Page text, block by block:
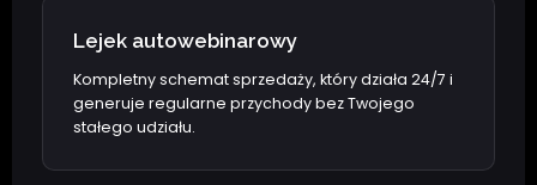
Lejek autowebinarowy
Kompletny schemat sprzedaży, który działa 24/7 i
generuje regularne przychody bez Twojego
stałego udziału.